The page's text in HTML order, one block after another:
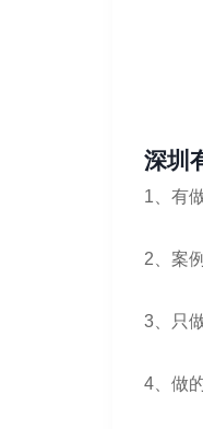
深圳
1、有
2、案
3、只
4、做